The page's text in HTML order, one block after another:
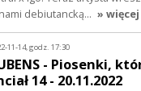
debiutancką… » więcej
11-14, godz. 17:30
- Piosenki,
14 - 20.11.2022